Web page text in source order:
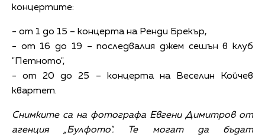
концертите:
- от 1 до 15 – концерта на Ренди Брекър,
- от 16 до 19 – последвалия джем сешън в клуб
"Петното",
- от 20 до 25 – концерта на Веселин Койчев
квартет.
Снимките са на фотографа Евгени Димитров от
агенция „Булфото". Те могат да бъдат